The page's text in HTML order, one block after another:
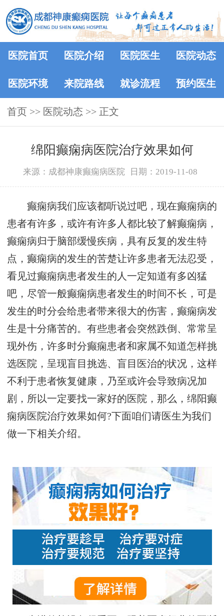
医院首页 医院介绍 医院医生 医院动态
医院环境 来院路线 就诊流程 预约医生
首页 >> 医院动态 >> 正文
绵阳癫痫病医院治疗效果如何
来源：成都神康癫痫病医院 日期：2019-11-08
癫痫病我们应该都听说过吧，现在癫痫病的
患者有许多，或许有许多人都比较了解癫痫病，
癫痫病归于脑部缓慢疾病，具有反复的发生特
点，癫痫病的发生的苦楚让许多患者无法忍受，
看见过癫痫病患者发生的人一定知道有多凶猛
吧，尽管一般癫痫病患者发生的时间不长，可是
发生的时分会给患者带来很大的伤害，癫痫病发
生是十分痛苦的。有些患者会突然跌倒、常常呈
现外伤，许多时分癫痫患者和家属不知道怎样挑
选医院，呈现盲目挑选、盲目医治的状况，这样
不利于患者恢复健康，乃至或许会导致病况加
剧，所以一定要找一家好的医院，那么，绵阳癫
痫病医院治疗效果如何?下面咱们请医生为我们
做一下相关介绍。